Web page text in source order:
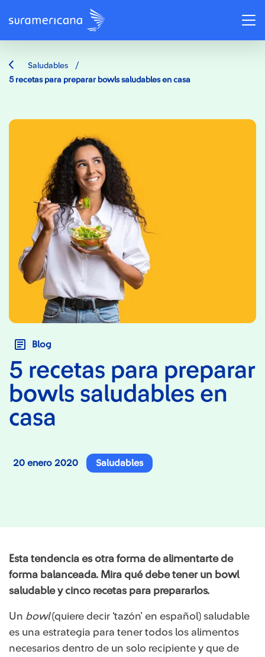
Saludables /
5 recetas para preparar bowls saludables en casa
Blog
5 recetas para preparar
bowls saludables en
casa
20 enero 2020 Saludables
Esta tendencia es otra forma de alimentarte de
forma balanceada. Mira qué debe tener un bowl
saludable y cinco recetas para prepararlos.
​Un bowl(quiere decir ‘tazón’ en español) saludable
es una estrategia para tener todos los alimentos
necesarios dentro de un solo recipiente y que de